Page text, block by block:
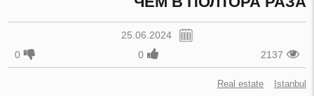
25.06.2024
2137
0
0
Real estate Istanbul